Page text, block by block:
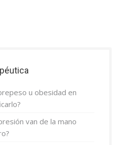
u obesidad en
van de la mano